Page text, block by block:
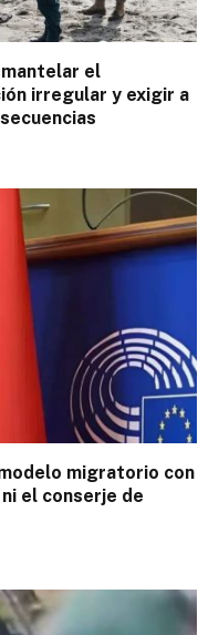
el
irregular y exigir a
migratorio con
el conserje de